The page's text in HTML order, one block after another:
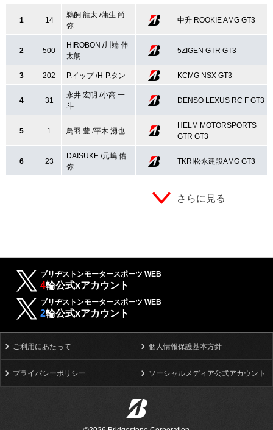
1 14
鵜飼 龍太 /蒲生 尚
弥
中升 ROOKIE AMG GT3
2 500
HIROBON /川端 伸
太朗
5ZIGEN GTR GT3
3 202 P.イップ /H-P.タン KCMG NSX GT3
4 31
永井 宏明 /小高 一
斗
DENSO LEXUS RC F GT3
5 1 鳥羽 豊 /平木 湧也
HELM MOTORSPORTS
GTR GT3
6 23
DAISUKE /元嶋 佑
弥
TKRI松永建設AMG GT3
さらに見る
ブリヂストンモータースポーツ WEB
4輪公式xアカウント
ブリヂストンモータースポーツ WEB
2輪公式xアカウント
ご利用にあたって 個人情報保護基本方針
プライバシーポリシー ソーシャルメディア公式アカウント